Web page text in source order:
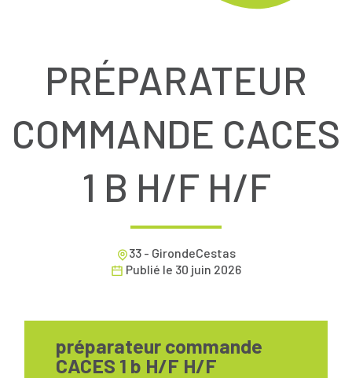
PRÉPARATEUR
COMMANDE CACES
1 B H/F H/F
33 - GirondeCestas
Publié le 30 juin 2026
préparateur commande
CACES 1 b H/F H/F